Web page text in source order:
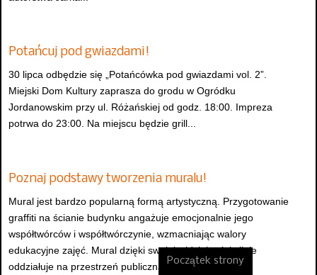
Potańcuj pod gwiazdami!
30 lipca odbędzie się „Potańcówka pod gwiazdami vol. 2”.
Miejski Dom Kultury zaprasza do grodu w Ogródku
Jordanowskim przy ul. Różańskiej od godz. 18:00. Impreza
potrwa do 23:00. Na miejscu będzie grill...
Poznaj podstawy tworzenia muralu!
Mural jest bardzo popularną formą artystyczną. Przygotowanie
graffiti na ścianie budynku angażuje emocjonalnie jego
współtwórców i współtwórczynie, wzmacniając walory
edukacyjne zajęć. Mural dzięki swojej widzialności silnie
oddziałuje na przestrzeń publiczną...Początek strony